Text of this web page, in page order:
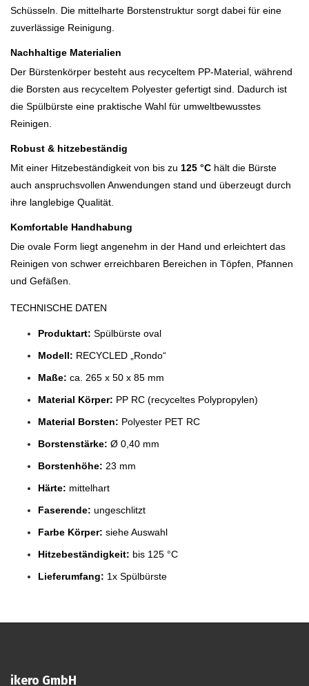
Schüsseln. Die mittelharte Borstenstruktur sorgt dabei für eine
zuverlässige Reinigung.
Nachhaltige Materialien
Der Bürstenkörper besteht aus recyceltem PP-Material, während
die Borsten aus recyceltem Polyester gefertigt sind. Dadurch ist
die Spülbürste eine praktische Wahl für umweltbewusstes
Reinigen.
Robust & hitzebeständig
Mit einer Hitzebeständigkeit von bis zu 125 °C hält die Bürste
auch anspruchsvollen Anwendungen stand und überzeugt durch
ihre langlebige Qualität.
Komfortable Handhabung
Die ovale Form liegt angenehm in der Hand und erleichtert das
Reinigen von schwer erreichbaren Bereichen in Töpfen, Pfannen
und Gefäßen.
TECHNISCHE DATEN
Produktart: Spülbürste oval
Modell: RECYCLED „Rondo“
Maße: ca. 265 x 50 x 85 mm
Material Körper: PP RC (recyceltes Polypropylen)
Material Borsten: Polyester PET RC
Borstenstärke: Ø 0,40 mm
Borstenhöhe: 23 mm
Härte: mittelhart
Faserende: ungeschlitzt
Farbe Körper: siehe Auswahl
Hitzebeständigkeit: bis 125 °C
Lieferumfang: 1x Spülbürste
ikero GmbH